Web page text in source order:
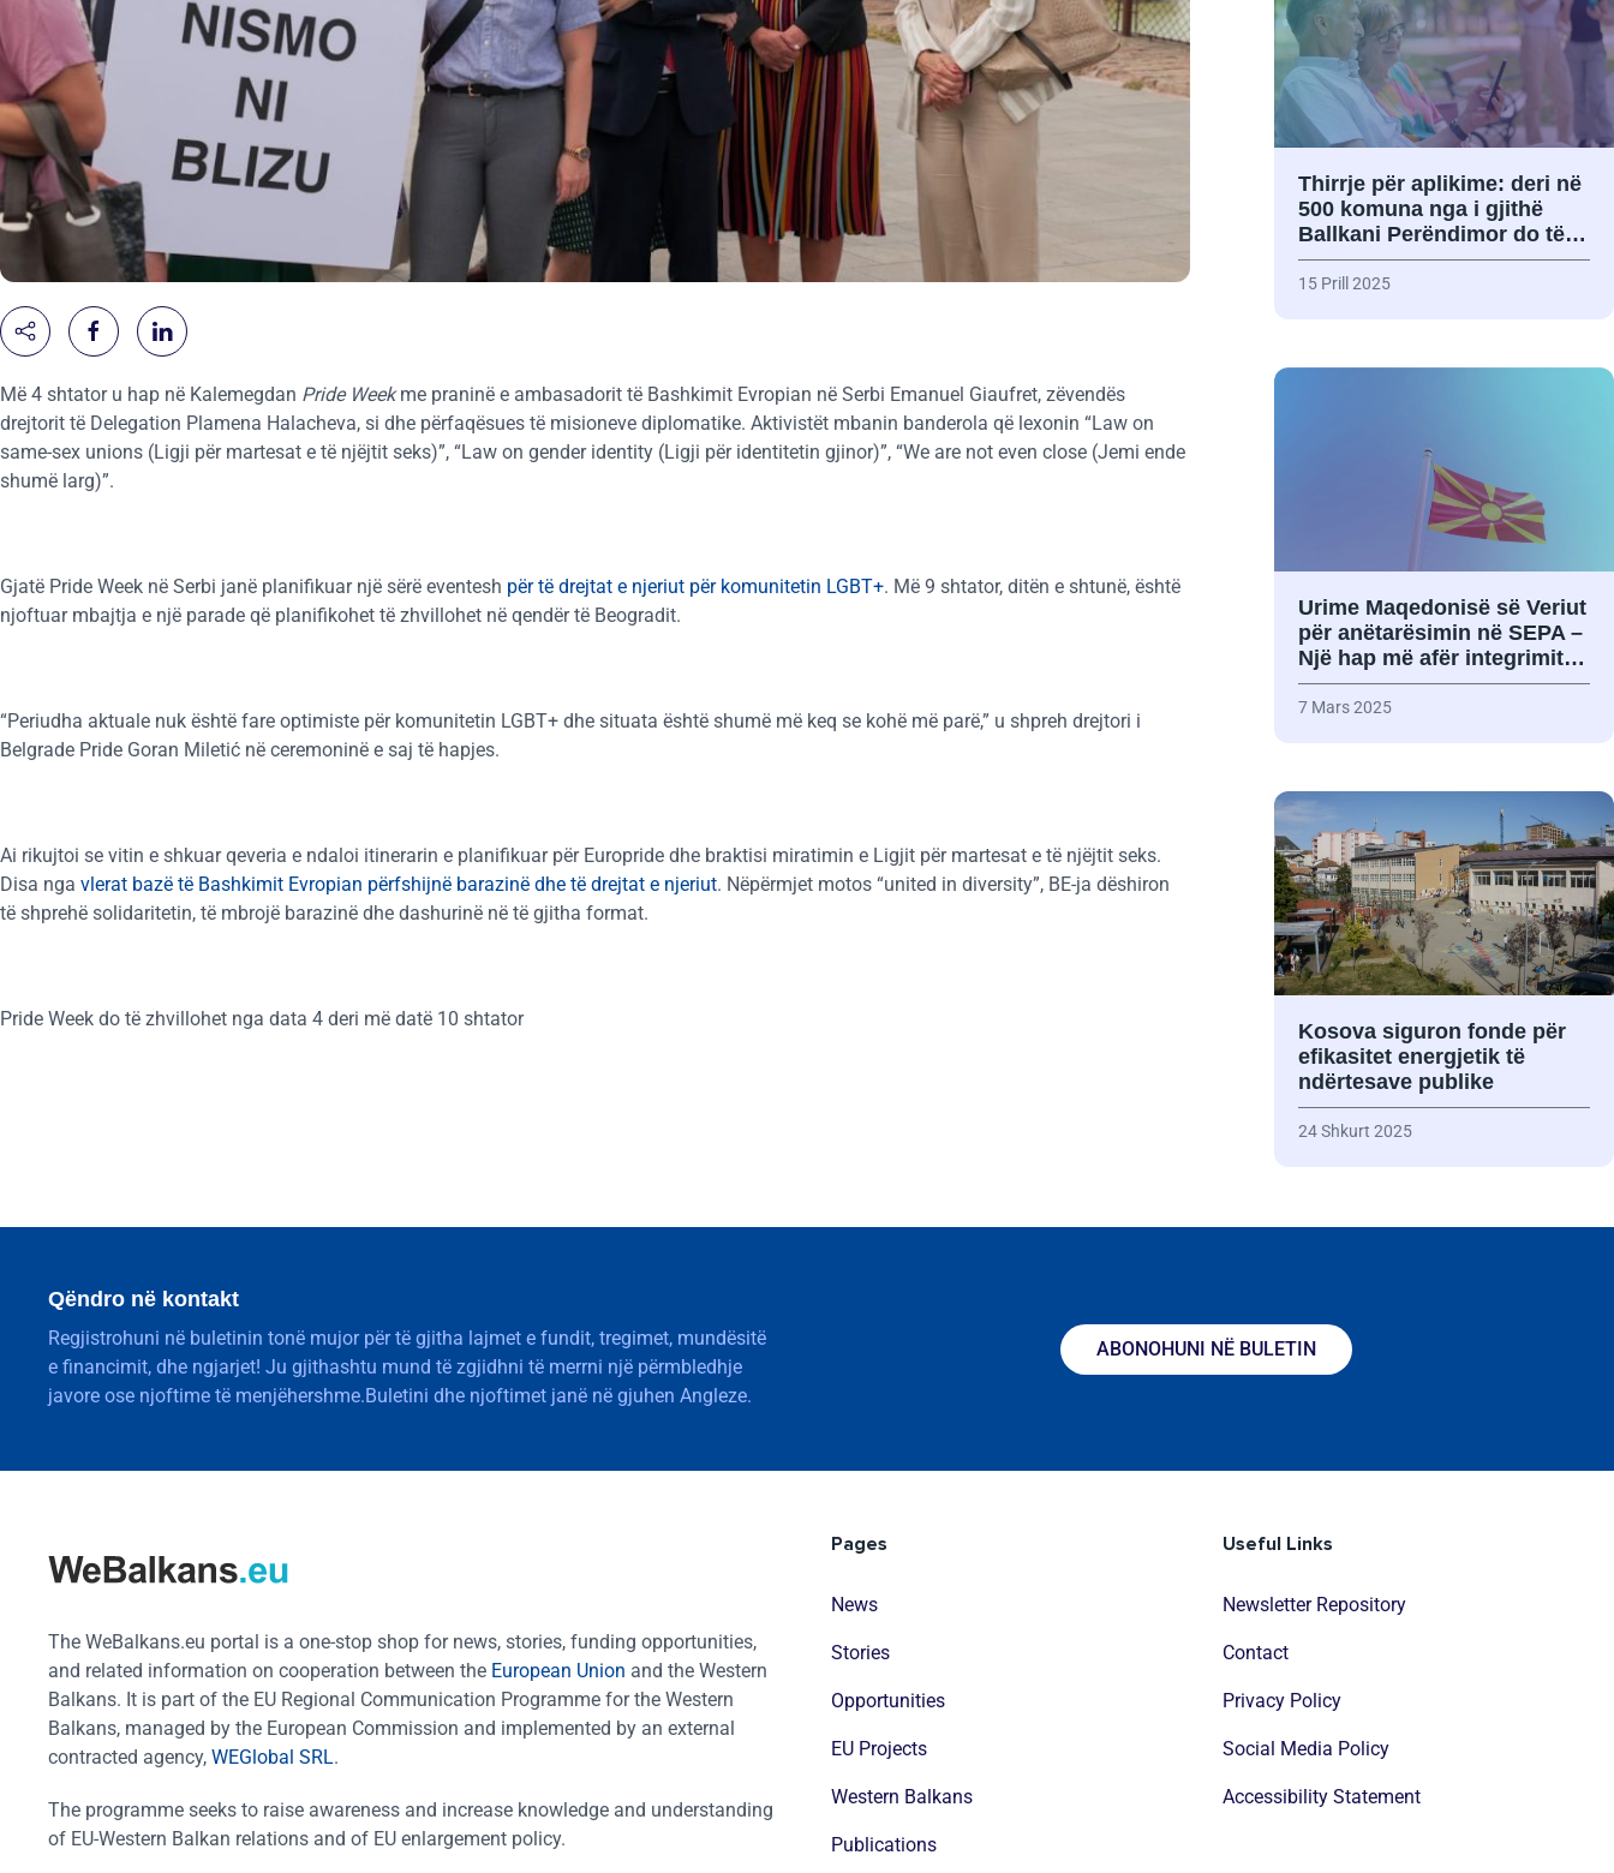
Më 4 shtator u hap në Kalemegdan Pride Weekme praninë e ambasadorit të Bashkimit Evropian në Serbi Emanuel Giaufret, zëvendës
drejtorit të Delegation Plamena Halacheva, si dhe përfaqësues të misioneve diplomatike. Aktivistët mbanin banderola që lexonin “Law on
same-sex unions (Ligji për martesat e të njëjtit seks)”, “Law on gender identity (Ligji për identitetin gjinor)”, “We are not even close (Jemi ende
shumë larg)”.
Gjatë Pride Week në Serbi janë planifikuar një sërë eventesh për të drejtat e njeriut për komunitetin LGBT+. Më 9 shtator, ditën e shtunë, është
njoftuar mbajtja e një parade që planifikohet të zhvillohet në qendër të Beogradit.
“Periudha aktuale nuk është fare optimiste për komunitetin LGBT+ dhe situata është shumë më keq se kohë më parë,” u shpreh drejtori i
Belgrade Pride Goran Miletić në ceremoninë e saj të hapjes.
Ai rikujtoi se vitin e shkuar qeveria e ndaloi itinerarin e planifikuar për Europride dhe braktisi miratimin e Ligjit për martesat e të njëjtit seks.
Disa nga vlerat bazë të Bashkimit Evropian përfshijnë barazinë dhe të drejtat e njeriut. Nëpërmjet motos “united in diversity”, BE-ja dëshiron
të shprehë solidaritetin, të mbrojë barazinë dhe dashurinë në të gjitha format.
Pride Week do të zhvillohet nga data 4 deri më datë 10 shtator
Thirrje për aplikime: deri në
500 komuna nga i gjithë
Ballkani Perëndimor do të…
15 Prill 2025
Urime Maqedonisë së Veriut
për anëtarësimin në SEPA –
Një hap më afër integrimit…
7 Mars 2025
Kosova siguron fonde për
efikasitet energjetik të
ndërtesave publike
24 Shkurt 2025
Qëndro në kontakt
Regjistrohuni në buletinin tonë mujor për të gjitha lajmet e fundit, tregimet, mundësitë
e financimit, dhe ngjarjet! Ju gjithashtu mund të zgjidhni të merrni një përmbledhje
javore ose njoftime të menjëhershme.Buletini dhe njoftimet janë në gjuhen Angleze.
ABONOHUNI NË BULETIN
The WeBalkans.eu portal is a one-stop shop for news, stories, funding opportunities,
and related information on cooperation between the European Union and the Western
Balkans. It is part of the EU Regional Communication Programme for the Western
Balkans, managed by the European Commission and implemented by an external
contracted agency, WEGlobal SRL.
The programme seeks to raise awareness and increase knowledge and understanding
of EU-Western Balkan relations and of EU enlargement policy.
Pages
News
Stories
Opportunities
EU Projects
Western Balkans
Publications
Useful Links
Newsletter Repository
Contact
Privacy Policy
Social Media Policy
Accessibility Statement